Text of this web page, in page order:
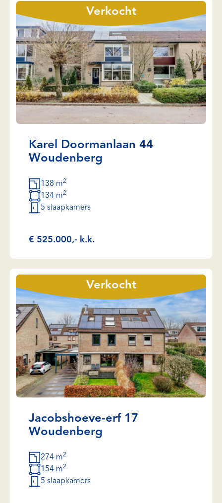
Verkocht
Karel Doormanlaan 44
Woudenberg
138 m2
134 m2
5 slaapkamers
€ 525.000,- k.k.
Verkocht
Jacobshoeve-erf 17
Woudenberg
274 m2
154 m2
5 slaapkamers